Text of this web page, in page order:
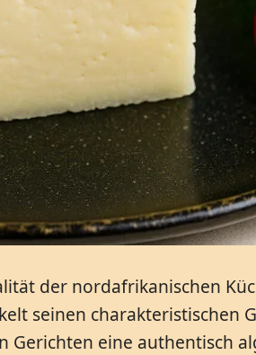
der nordafrikanischen
seinen charakteristischen
eine authentisch